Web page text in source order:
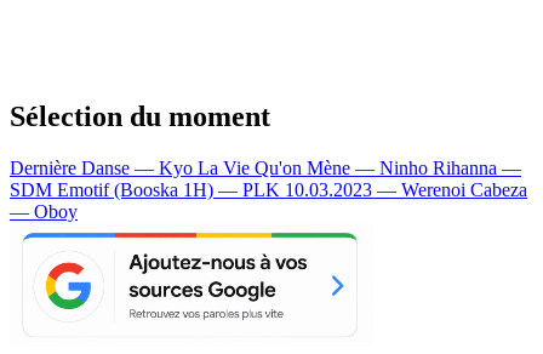
Sélection du moment
Dernière Danse — Kyo La Vie Qu'on Mène — Ninho Rihanna —
SDM Emotif (Booska 1H) — PLK 10.03.2023 — Werenoi Cabeza
— Oboy